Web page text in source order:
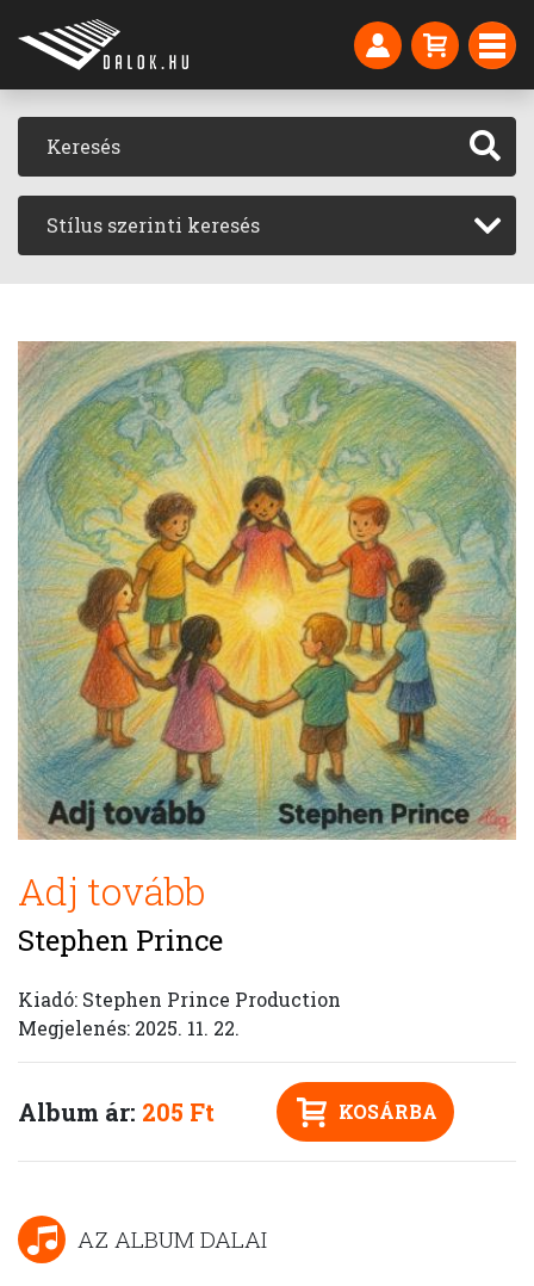
Stílus szerinti keresés
Adj tovább
Stephen Prince
Kiadó: Stephen Prince Production
Megjelenés: 2025. 11. 22.
Album ár: 205 Ft KOSÁRBA
AZ ALBUM DALAI